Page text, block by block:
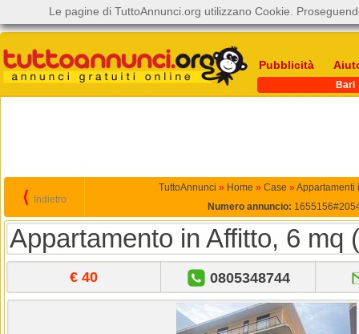
Pubblicità
Bari
⟨ Indietro
TuttoAnnunci » Home » Case » Appartamenti
Numero annuncio:
Appartamento in Affitto, 6 mq
€ 40 0805348744
Le pagine di TuttoAnnunci.org utilizzano Cookie.